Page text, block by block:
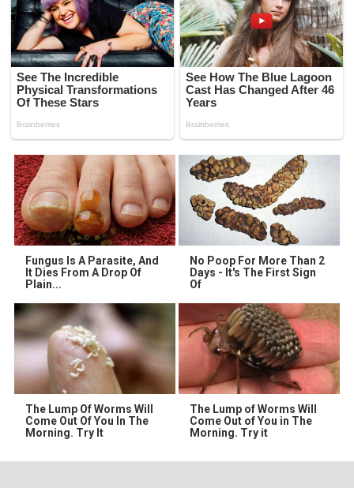
Fungus Is A Parasite, And
It Dies From A Drop Of
Plain...
No Poop For More Than 2
Days - It's The First Sign
Of
The Lump Of Worms Will
Come Out Of You In The
Morning. Try It
The Lump of Worms Will
Come Out of You in The
Morning. Try it